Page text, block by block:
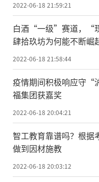
2022-06-18 21:59:21
白酒“一级”赛道，“
肆拾玖坊为何能不断崛
2022-06-18 21:58:44
疫情期间积极响应守“
福集团获嘉奖
2022-06-18 20:04:21
智工教育靠谱吗？根据
做到因材施教
2022-06-18 20:03:12